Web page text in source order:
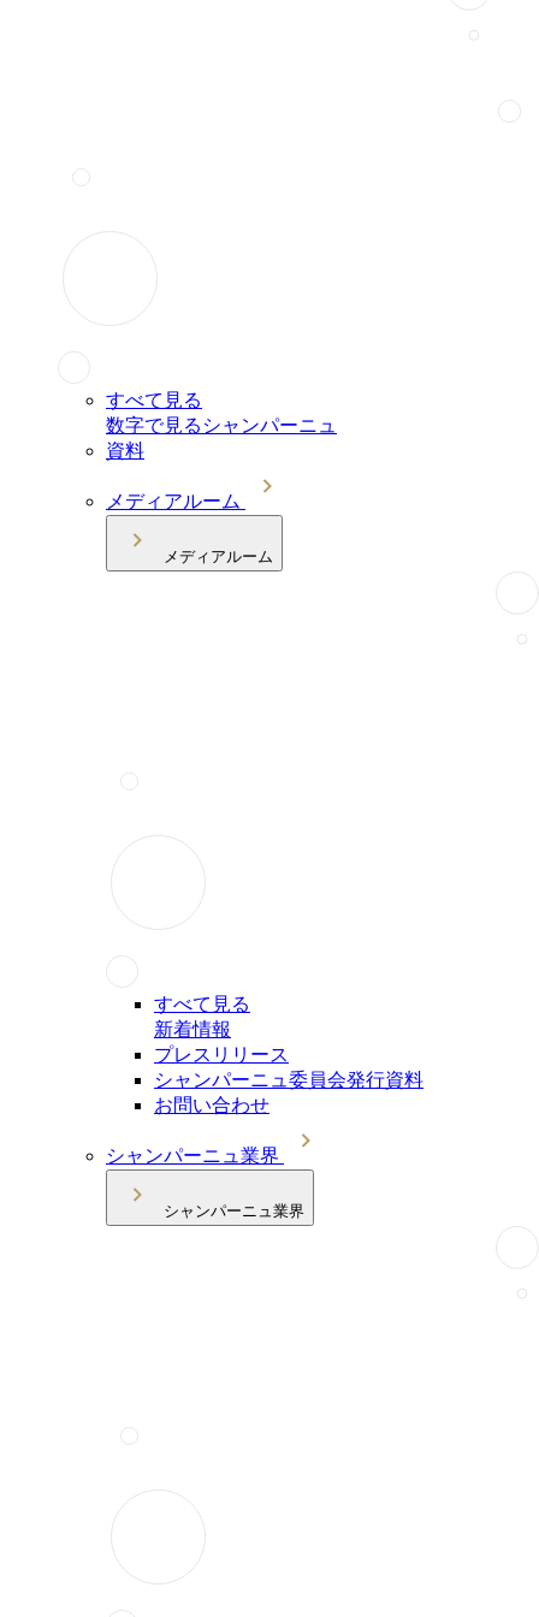
すべて見る
数字で見るシャンパーニュ
資料
メディアルーム
メディアルーム
すべて見る
新着情報
プレスリリース
シャンパーニュ委員会発行資料
お問い合わせ
シャンパーニュ業界
シャンパーニュ業界